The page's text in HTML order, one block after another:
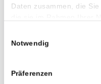
Daten zusammen, die
Notwendig
Präferenzen
$